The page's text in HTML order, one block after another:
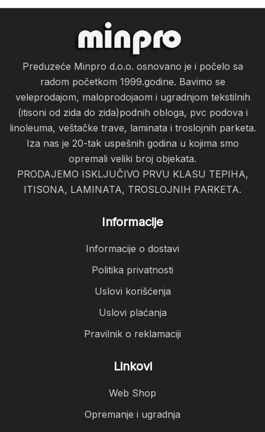
Preduzeće Minpro d.o.o. osnovano je i počelo sa
radom početkom 1999.godine. Bavimo se
veleprodajom, maloprodojaom i ugradnjom tekstilnih
(itisoni od zida do zida)podnih obloga, pvc podova i
linoleuma, veštačke trave, laminata i troslojnih parketa.
Iza nas je 20-tak uspešnih godina u kojima smo
opremali veliki broj objekata.
PRODAJEMO ISKLJUČIVO PRVU KLASU TEPIHA,
ITISONA, LAMINATA, TROSLOJNIH PARKETA.
Informacije
Informacije o dostavi
Politika privatnosti
Uslovi korišćenja
Uslovi plaćanja
Pravilnik o reklamaciji
Linkovi
Web Shop
Opremanje i ugradnja